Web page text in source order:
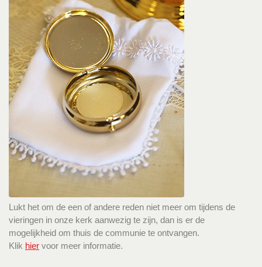
Lukt het om de een of andere reden niet meer om tijdens de
vieringen in onze kerk aanwezig te zijn, dan is er de
mogelijkheid om thuis de communie te ontvangen.
Klik hier voor meer informatie.